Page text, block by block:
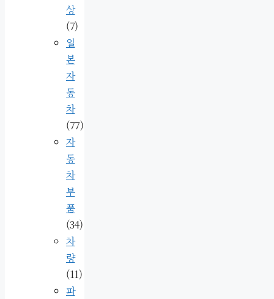
상
(7)
일
본
자
동
차
(77)
자
동
차
부
품
(34)
차
량
(11)
파